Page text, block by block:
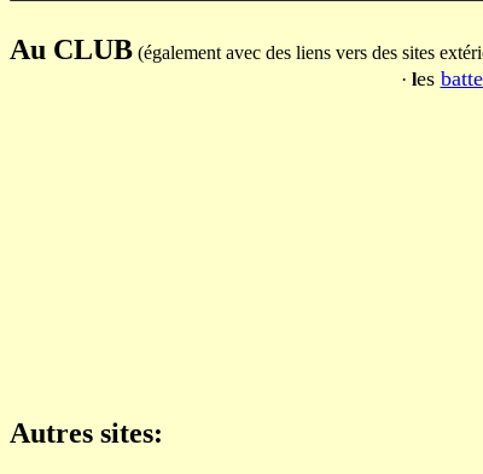
Au CLUB (également avec des liens vers des sites
· les
Autres sites: